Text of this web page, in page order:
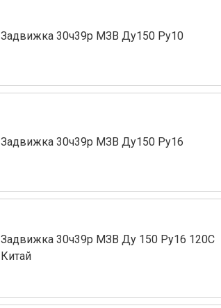
Задвижка 30ч39р МЗВ Ду150 Ру10
Задвижка 30ч39р МЗВ Ду150 Ру16
Задвижка 30ч39р МЗВ Ду 150 Ру16 120С
Китай